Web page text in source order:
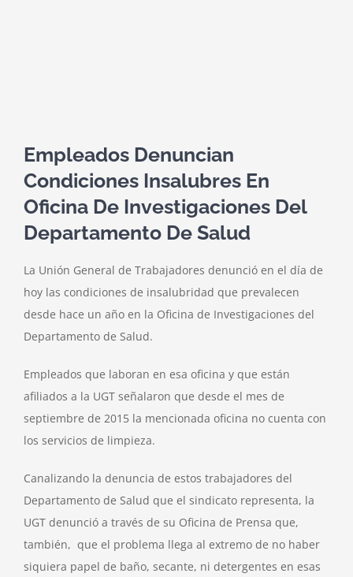
Empleados Denuncian
Condiciones Insalubres En
Oficina De Investigaciones Del
Departamento De Salud
La Unión General de Trabajadores denunció en el día de
hoy las condiciones de insalubridad que prevalecen
desde hace un año en la Oficina de Investigaciones del
Departamento de Salud.
Empleados que laboran en esa oficina y que están
afiliados a la UGT señalaron que desde el mes de
septiembre de 2015 la mencionada oficina no cuenta con
los servicios de limpieza.
Canalizando la denuncia de estos trabajadores del
Departamento de Salud que el sindicato representa, la
UGT denunció a través de su Oficina de Prensa que,
también, que el problema llega al extremo de no haber
siquiera papel de baño, secante, ni detergentes en esas